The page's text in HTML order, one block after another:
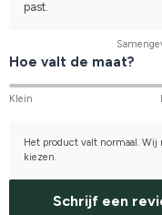
past.
Hoe valt de maat?
Klein
Het product valt normaal. Wij
kiezen.
Schrijf een